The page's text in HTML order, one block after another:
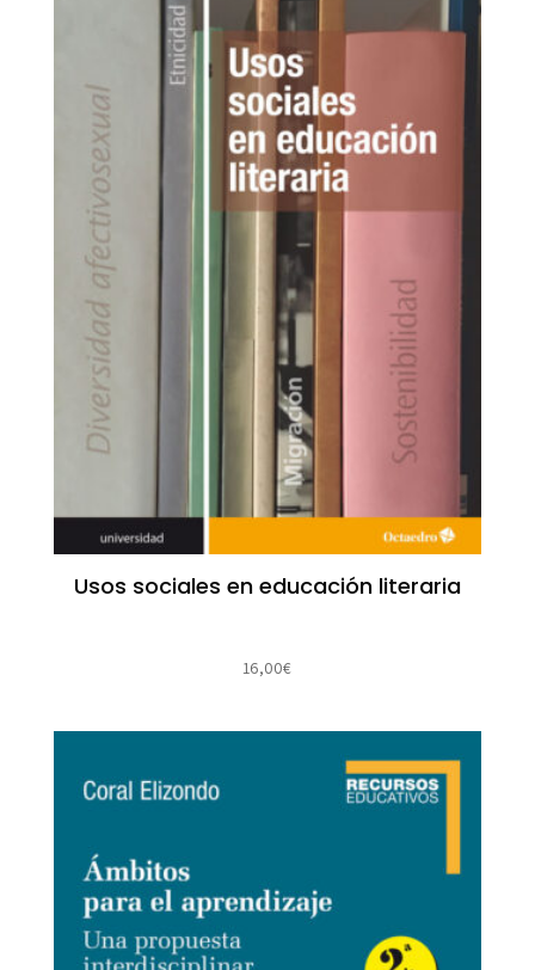
Usos sociales en educación literaria
16,00€